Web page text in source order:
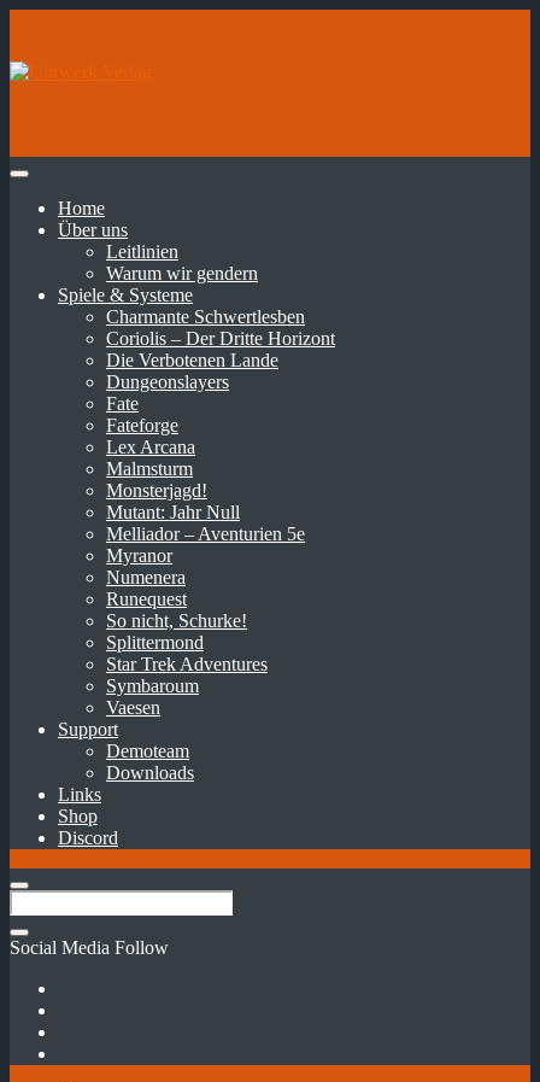
Home
Über uns
Leitlinien
Warum wir gendern
Spiele & Systeme
Charmante Schwertlesben
Coriolis – Der Dritte Horizont
Die Verbotenen Lande
Dungeonslayers
Fate
Fateforge
Lex Arcana
Malmsturm
Monsterjagd!
Mutant: Jahr Null
Melliador – Aventurien 5e
Myranor
Numenera
Runequest
So nicht, Schurke!
Splittermond
Star Trek Adventures
Symbaroum
Vaesen
Support
Demoteam
Downloads
Links
Shop
Discord
Social Media Follow